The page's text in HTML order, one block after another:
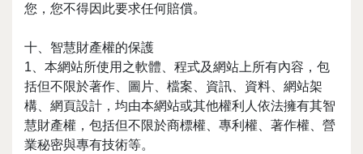
您，您不得因此要求任何賠償。
十、智慧財產權的保護
1、本網站所使用之軟體、程式及網站上所有內容，包
括但不限於著作、圖片、檔案、資訊、資料、網站架
構、網頁設計，均由本網站或其他權利人依法擁有其智
慧財產權，包括但不限於商標權、專利權、著作權、營
業秘密與專有技術等。